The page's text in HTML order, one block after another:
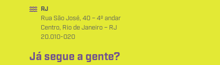
RJ
Rua São José, 40 – 4º andar
Centro, Rio de Janeiro – RJ
20.010-020
Já segue a gente?